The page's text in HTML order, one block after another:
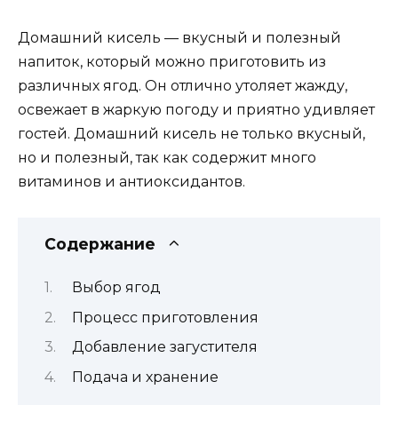
Домашний кисель — вкусный и полезный
напиток, который можно приготовить из
различных ягод. Он отлично утоляет жажду,
освежает в жаркую погоду и приятно удивляет
гостей. Домашний кисель не только вкусный,
но и полезный, так как содержит много
витаминов и антиоксидантов.
Содержание
Выбор ягод
Процесс приготовления
Добавление загустителя
Подача и хранение